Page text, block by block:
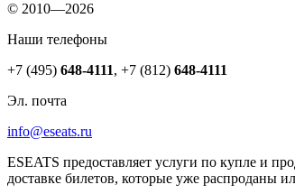
© 2010—2026
Наши телефоны
+7 (495) 648-4111, +7 (812) 648-4111
Эл. почта
info@eseats.ru
ESEATS предоставляет услуги по купле и
доставке билетов, которые уже распроданы